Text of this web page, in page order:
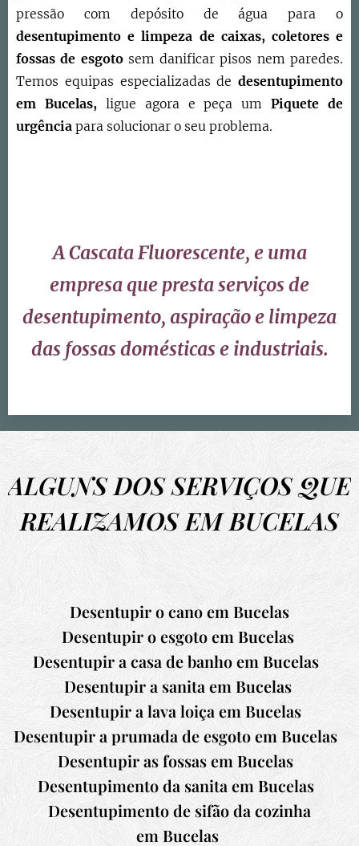
pressão com depósito de água para o
desentupimento e limpeza de caixas, coletores e
fossas de esgotosem danificar pisos nem paredes.
Temos equipas especializadas de desentupimento
em Bucelas,ligue agora e peça umPiquete de
urgência para solucionar o seu problema.
A Cascata Fluorescente, e uma
empresa que presta serviços de
desentupimento, aspiração e limpeza
das fossas domésticas e industriais.
ALGUNS DOS SERVIÇOS QUE
REALIZAMOS EM BUCELAS
Desentupir o cano em Bucelas
Desentupir o esgoto em Bucelas
Desentupir a casa de banho em Bucelas
Desentupir a sanita em Bucelas
Desentupir a lava loiça em Bucelas
Desentupir a prumada de esgoto em Bucelas
Desentupir as fossas em Bucelas
Desentupimento da sanita em Bucelas
Desentupimento de sifão da cozinha
em Bucelas